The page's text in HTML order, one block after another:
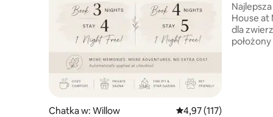
Chatka w: Willow Średnia ocena: 4,97 na
4,97 (117)
Zorza
House at
dla